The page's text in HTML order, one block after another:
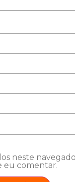
neste
eu comentar.